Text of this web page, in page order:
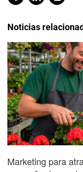
Noticias
Marketing para